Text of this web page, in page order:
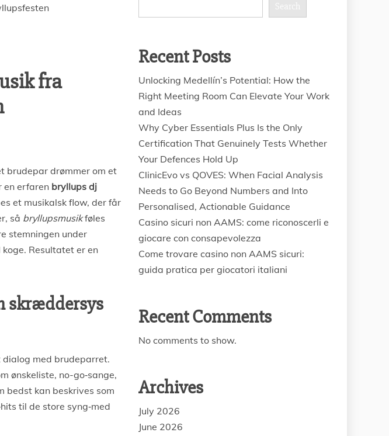
fra
brudepar drømmer om et
en erfaren bryllups dj
et musikalsk flow, der får
så bryllupsmusikføles
stemningen under
Resultatet er en
skræddersys
med brudeparret.
ønskeliste, no-go‑sange,
bedst kan beskrives som
til de store syng‑med
Search
Recent Posts
Unlocking Medellín’s Potential: How the
Right Meeting Room Can Elevate Your Work
and Ideas
Why Cyber Essentials Plus Is the Only
Certification That Genuinely Tests Whether
Your Defences Hold Up
ClinicEvo vs QOVES: When Facial Analysis
Needs to Go Beyond Numbers and Into
Personalised, Actionable Guidance
Casino sicuri non AAMS: come riconoscerli e
giocare con consapevolezza
Come trovare casino non AAMS sicuri:
guida pratica per giocatori italiani
Recent Comments
No comments to show.
Archives
July 2026
June 2026